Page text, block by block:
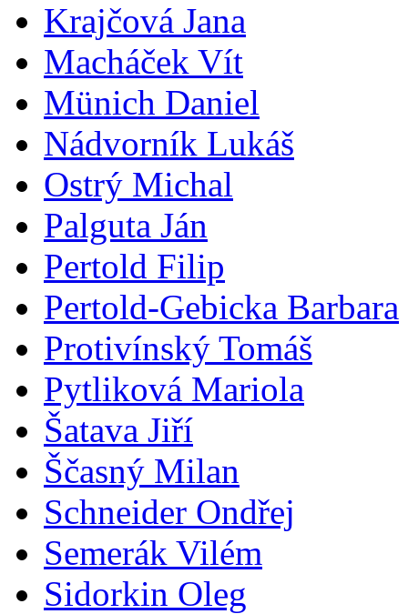
Krajčová Jana
Macháček Vít
Münich Daniel
Nádvorník Lukáš
Ostrý Michal
Palguta Ján
Pertold Filip
Pertold-Gebicka Barbara
Protivínský Tomáš
Pytliková Mariola
Šatava Jiří
Ščasný Milan
Schneider Ondřej
Semerák Vilém
Sidorkin Oleg